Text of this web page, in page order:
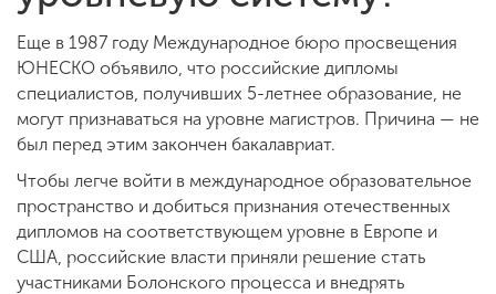
Еще в 1987 году Международное бюро просвещения
ЮНЕСКО объявило, что российские дипломы
специалистов, получивших 5-летнее образование, не
могут признаваться на уровне магистров. Причина — не
был перед этим закончен бакалавриат.
Чтобы легче войти в международное образовательное
пространство и добиться признания отечественных
дипломов на соответствующем уровне в Европе и
США, российские власти приняли решение стать
участниками Болонского процесса и внедрять